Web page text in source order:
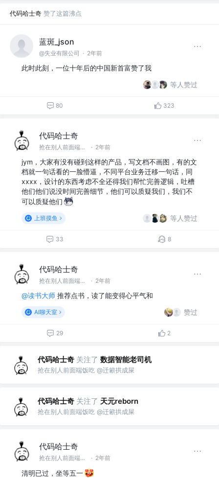
代码哈士奇 赞了这篇沸点
蓝斑_json
@失业有限公司 · 2年前
此时此刻，一位十年后的中国新首富赞了我
等人赞过
80 323
代码哈士奇
抢在别人前面端饭吃 @迁簖拱成屎 · 2年前
jym，大家有没有碰到这样的产品，写文档不画图，有的文
档就一句话看的一脸懵逼，不同平台业务迁移一句话，同
xxxx，设计的东西考虑不全还得我们帮忙完善逻辑，吐槽
他们他们说没时间完善细节，他们可以质疑我们，我们不
可以质疑他们
上班摸鱼 等人赞过
33 8
代码哈士奇
抢在别人前面端饭吃 @迁簖拱成屎 · 2年前
@读书大师 推荐点书，读了能变得心平气和
AI聊天室 赞过
29 2
代码哈士奇 关注了 数据智能老司机
抢在别人前面端饭吃 @迁簖拱成屎
代码哈士奇 关注了 天元reborn
抢在别人前面端饭吃 @迁簖拱成屎
代码哈士奇
抢在别人前面端饭吃 @迁簖拱成屎 · 2年前
清明已过，坐等五一